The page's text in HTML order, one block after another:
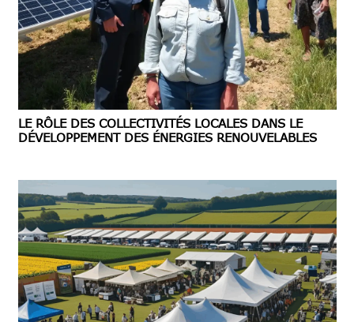
LE RÔLE DES COLLECTIVITÉS LOCALES DANS LE
DÉVELOPPEMENT DES ÉNERGIES RENOUVELABLES